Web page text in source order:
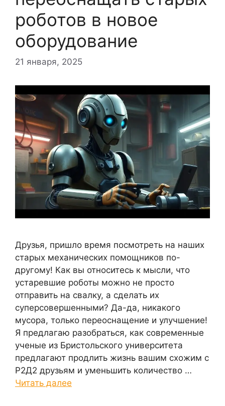
роботов в новое
оборудование
21 января, 2025
Друзья, пришло время посмотреть на наших
старых механических помощников по-
другому! Как вы относитесь к мысли, что
устаревшие роботы можно не просто
отправить на свалку, а сделать их
суперсовершенными? Да-да, никакого
мусора, только переоснащение и улучшение!
Я предлагаю разобраться, как современные
ученые из Бристольского университета
предлагают продлить жизнь вашим схожим с
Р2Д2 друзьям и уменьшить количество …
Читать далее